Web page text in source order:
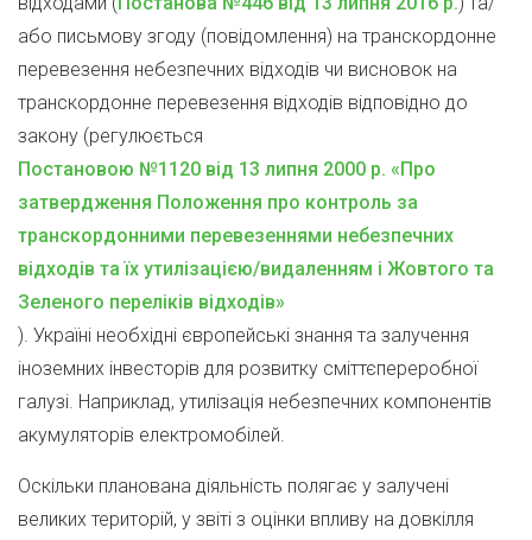
або письмову згоду (повідомлення) на транскордонне
перевезення небезпечних відходів чи висновок на
транскордонне перевезення відходів відповідно до
закону (регулюється
Постановою №1120 від 13 липня 2000 р. «Про
затвердження Положення про контроль за
транскордонними перевезеннями небезпечних
відходів та їх утилізацією/видаленням і Жовтого та
Зеленого переліків відходів»
). Україні необхідні європейські знання та залучення
іноземних інвесторів для розвитку сміттєпереробної
галузі. Наприклад, утилізація небезпечних компонентів
акумуляторів електромобілей.
Оскільки планована діяльність полягає у залучені
великих територій, у звіті з оцінки впливу на довкілля